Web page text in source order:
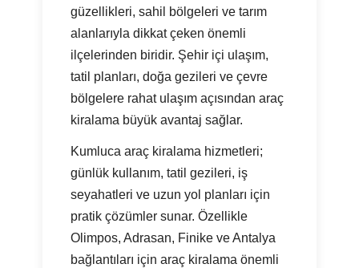
güzellikleri, sahil bölgeleri ve tarım
alanlarıyla dikkat çeken önemli
ilçelerinden biridir. Şehir içi ulaşım,
tatil planları, doğa gezileri ve çevre
bölgelere rahat ulaşım açısından araç
kiralama büyük avantaj sağlar.
Kumluca araç kiralama hizmetleri;
günlük kullanım, tatil gezileri, iş
seyahatleri ve uzun yol planları için
pratik çözümler sunar. Özellikle
Olimpos, Adrasan, Finike ve Antalya
bağlantıları için araç kiralama önemli